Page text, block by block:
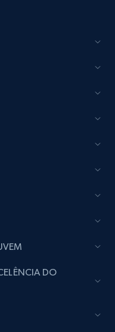
price, Final
products by
DO